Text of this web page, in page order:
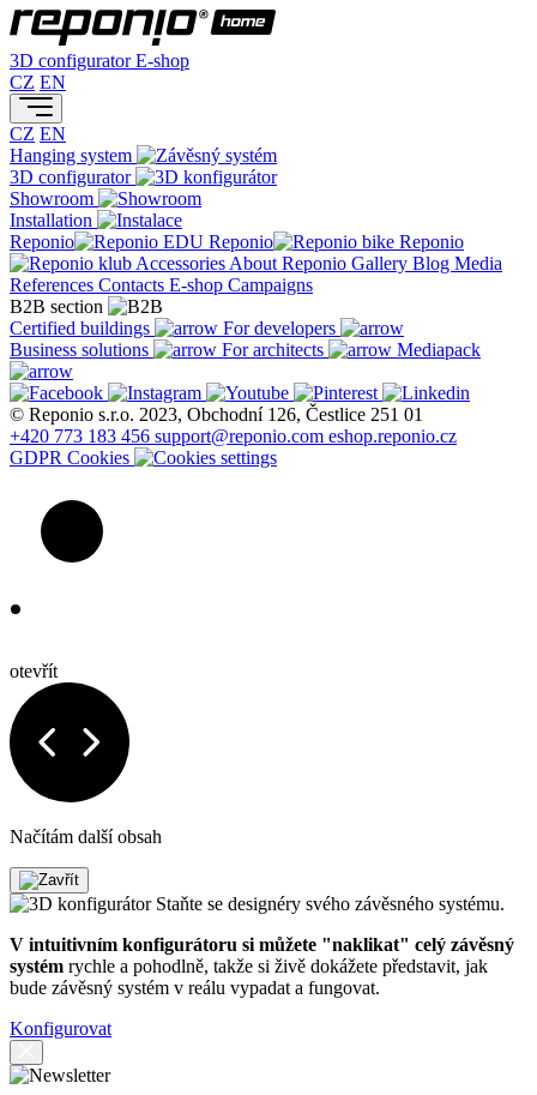
3D configuratorE-shop
CZ EN
CZ EN
Hanging system
3D configurator
Showroom
Installation
Reponio
Reponio
Reponio
Accessories About Reponio Gallery Blog Media
References Contacts E-shop Campaigns
B2B section
Certified buildings
For developers
Business solutions
For architects Mediapack
© Reponio s.r.o. 2023, Obchodní 126, Čestlice 251 01
+420 773 183 456 support@reponio.com eshop.reponio.cz
GDPR Cookies
otevřít
Načítám další obsah
Staňte se designéry svého závěsného systému.
V intuitivním konfigurátoru si můžete "naklikat" celý závěsný
systém rychle a pohodlně, takže si živě dokážete představit, jak
bude závěsný systém v reálu vypadat a fungovat.
Konfigurovat